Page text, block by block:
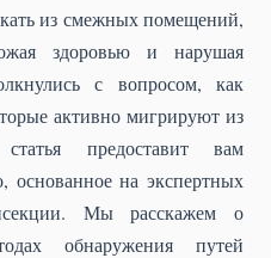
из смежных помещений,
здоровью и нарушая
с вопросом, как
активно мигрируют из
предоставит вам
основанное на экспертных
Мы расскажем о
обнаружения путей